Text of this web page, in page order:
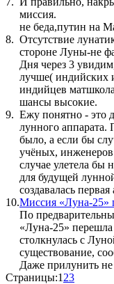
миссия.
не беда,путин на
8. Отсутствие
стороне Луны-не
Дня через 3
лучше( индийских
индийцев
шансы высокие.
9. Ежу понятно - это
лунного
было, а если бы
учёных,
случае улетела бы
для будущей
создавалась
10.Миссия «Луна-25»
По
«Луна-25»
столкнулась с
существование,
Даже прилунить не
Страницы:1 23